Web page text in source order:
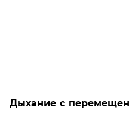
Дыхание с